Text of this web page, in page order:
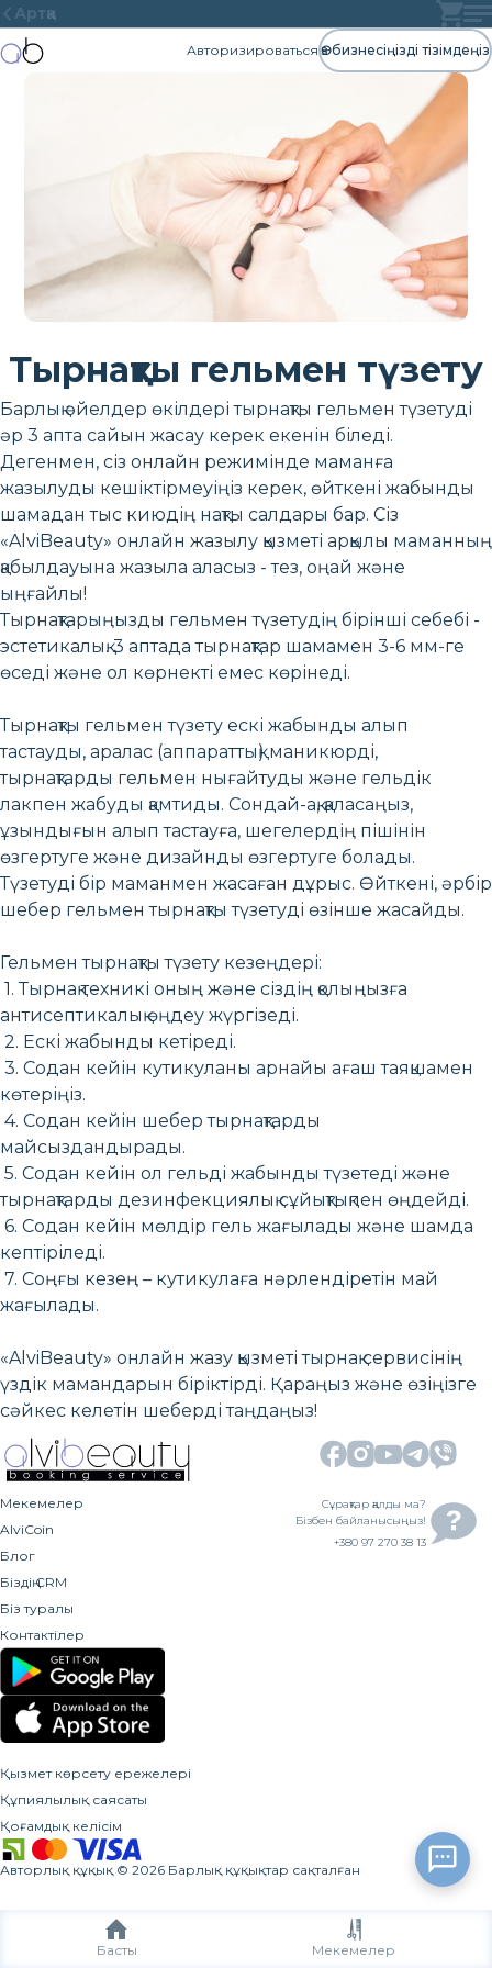
Басты Мекемелер
Артқа
Авторизироваться Өз бизнесіңізді тізімдеңіз
Тырнақты гельмен түзету
Барлық әйелдер өкілдері тырнақты гельмен түзетуді
әр 3 апта сайын жасау керек екенін біледі.
Дегенмен, сіз онлайн режимінде маманға
жазылуды кешіктірмеуіңіз керек, өйткені жабынды
шамадан тыс киюдің нақты салдары бар. Сіз
«AlviBeauty» онлайн жазылу қызметі арқылы маманның
қабылдауына жазыла аласыз - тез, оңай және
ыңғайлы!
Тырнақтарыңызды гельмен түзетудің бірінші себебі -
эстетикалық. 3 аптада тырнақтар шамамен 3-6 мм-ге
өседі және ол көрнекті емес көрінеді.
Тырнақты гельмен түзету ескі жабынды алып
тастауды, аралас (аппараттық) маникюрді,
тырнақтарды гельмен нығайтуды және гельдік
лакпен жабуды қамтиды. Сондай-ақ, қаласаңыз,
ұзындығын алып тастауға, шегелердің пішінін
өзгертуге және дизайнды өзгертуге болады.
Түзетуді бір маманмен жасаған дұрыс. Өйткені, әрбір
шебер гельмен тырнақты түзетуді өзінше жасайды.
Гельмен тырнақты түзету кезеңдері:
1. Тырнақ техникі оның және сіздің қолыңызға
антисептикалық өңдеу жүргізеді.
2. Ескі жабынды кетіреді.
3. Содан кейін кутикуланы арнайы ағаш таяқшамен
көтеріңіз.
4. Содан кейін шебер тырнақтарды
майсыздандырады.
5. Содан кейін ол гельді жабынды түзетеді және
тырнақтарды дезинфекциялық сұйықтықпен өңдейді.
6. Содан кейін мөлдір гель жағылады және шамда
кептіріледі.
7. Соңғы кезең – кутикулаға нәрлендіретін май
жағылады.
«AlviBeauty» онлайн жазу қызметі тырнақ сервисінің
үздік мамандарын біріктірді. Қараңыз және өзіңізге
сәйкес келетін шеберді таңдаңыз!
Мекемелер
AlviCoin
Блог
Біздің CRM
Біз туралы
Контактілер
Сұрақтар қалды ма?
Бізбен байланысыңыз!
+380 97 270 38 13
Қызмет көрсету ережелері
Құпиялылық саясаты
Қоғамдық келісім
Авторлық құқық © 2026 Барлық құқықтар сақталған